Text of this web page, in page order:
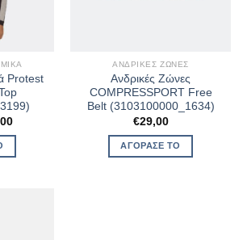
Protest
Η
ΑΝΔΡΙΚΈΣ ΖΏΝΕΣ
Ανδρικές Ζώνες
COMPRESSPORT Free
Belt (3103100000_1634)
€29,00
ΑΓΌΡΑΣΈ ΤΟ